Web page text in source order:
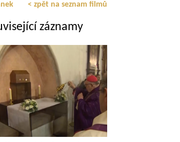
< zpět na seznam filmů
záznamy